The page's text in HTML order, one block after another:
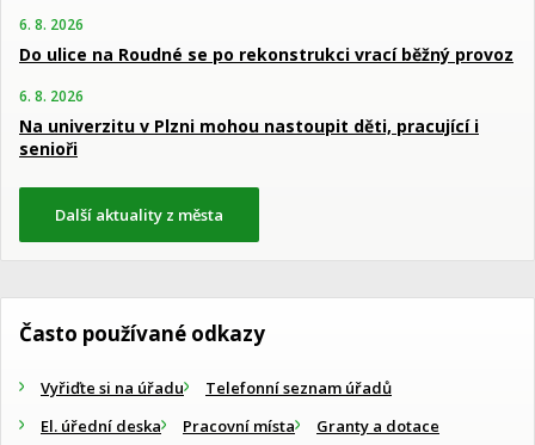
6. 8. 2026
Do ulice na Roudné se po rekonstrukci vrací běžný provoz
6. 8. 2026
Na univerzitu v Plzni mohou nastoupit děti, pracující i
senioři
Další aktuality z města
Často používané odkazy
Vyřiďte si na úřadu
Telefonní seznam úřadů
El. úřední deska
Pracovní místa
Granty a dotace